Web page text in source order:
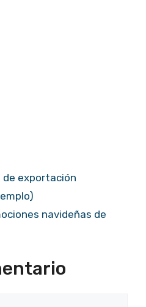
de exportación
navideñas de